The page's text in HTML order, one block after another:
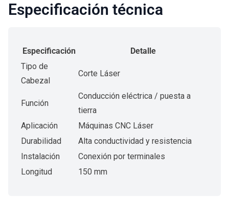
Especificación técnica
Especificación
Detalle
Tipo de
Cabezal
Corte Láser
Función
Conducción eléctrica / puesta a
tierra
Aplicación
Máquinas CNC Láser
Durabilidad
Alta conductividad y resistencia
Instalación
Conexión por terminales
Longitud
150 mm